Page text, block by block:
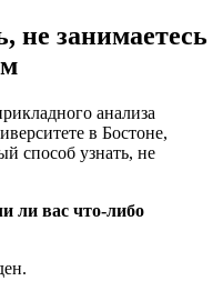
не занимаетесь
анализа
в Бостоне,
способ узнать, не
ли вас что-либо